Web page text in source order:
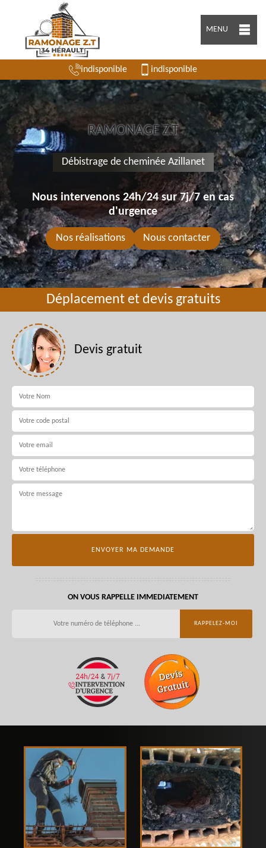
MENU
indisponible indisponible
RAMONAGE Z.T
Débistrage de cheminée Azillanet
Nous intervenons 24h/24 sur 7j/7 en cas
d'urgence
Nos réalisations Nous contacter
Déplacement et devis gratuits
Devis gratuit
ON VOUS RAPPELLE IMMEDIATEMENT